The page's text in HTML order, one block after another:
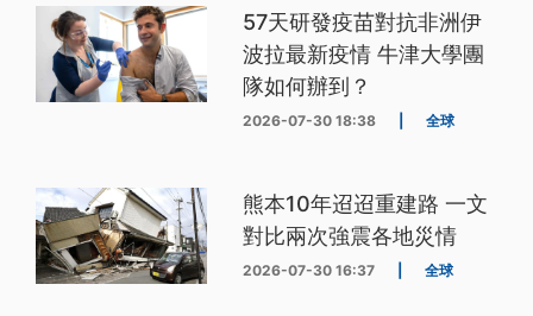
57天研發疫苗對抗非洲伊
波拉最新疫情 牛津大學團
隊如何辦到？
2026-07-30 18:38 全球
熊本10年迢迢重建路 一文
對比兩次強震各地災情
2026-07-30 16:37 全球